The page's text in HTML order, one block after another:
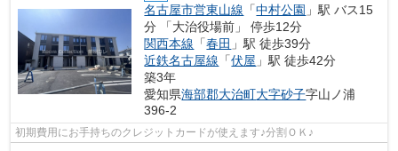
名古屋市営東山線 「中村公園 」駅 バス15
分 「大治役場前」 停歩12分
関西本線 「春田 」駅 徒歩39分
近鉄名古屋線 「伏屋 」駅 徒歩42分
築3年
愛知県海部郡大治町大字砂子字山ノ浦
396-2
初期費用にお手持ちのクレジットカードが使えます♪分割ＯＫ♪